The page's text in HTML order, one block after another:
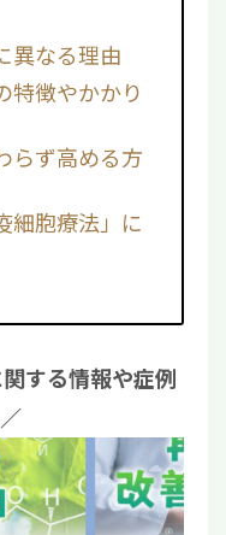
異なる理由
特徴やかかり
らず高める方
細胞療法」に
する情報や症例